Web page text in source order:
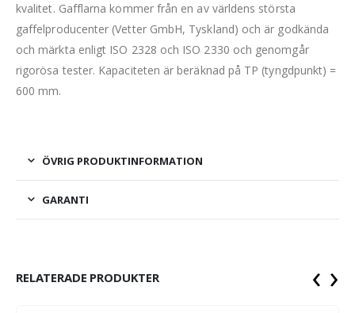
kvalitet. Gafflarna kommer från en av världens största
gaffelproducenter (Vetter GmbH, Tyskland) och är godkända
och märkta enligt ISO 2328 och ISO 2330 och genomgår
rigorösa tester. Kapaciteten är beräknad på TP (tyngdpunkt) =
600 mm.
ÖVRIG PRODUKTINFORMATION
GARANTI
RELATERADE PRODUKTER ‹ ›